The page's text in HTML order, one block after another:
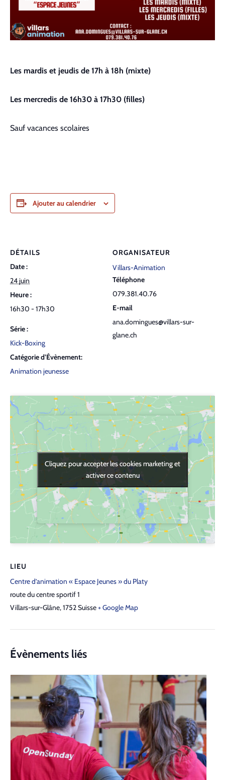
Les mardis et jeudis de 17h à 18h (mixte)
Les mercredis de 16h30 à 17h30 (filles)
Sauf vacances scolaires
Ajouter au calendrier
DÉTAILS
Date :
24 juin
Heure :
16h30 - 17h30
Série :
Kick-Boxing
Catégorie d’Évènement:
Animation jeunesse
ORGANISATEUR
Villars-Animation
Téléphone
079.381.40.76
E-mail
ana.domingues@villars-sur-
glane.ch
LIEU
Centre d’animation « Espace Jeunes » du Platy
route du centre sportif 1
Villars-sur-Glâne,1752Suisse+ Google Map
Cliquez pour accepter les cookies marketing et
activer ce contenu
Cliquez pour accepter les cookies marketing et
activer ce contenu
Évènements liés